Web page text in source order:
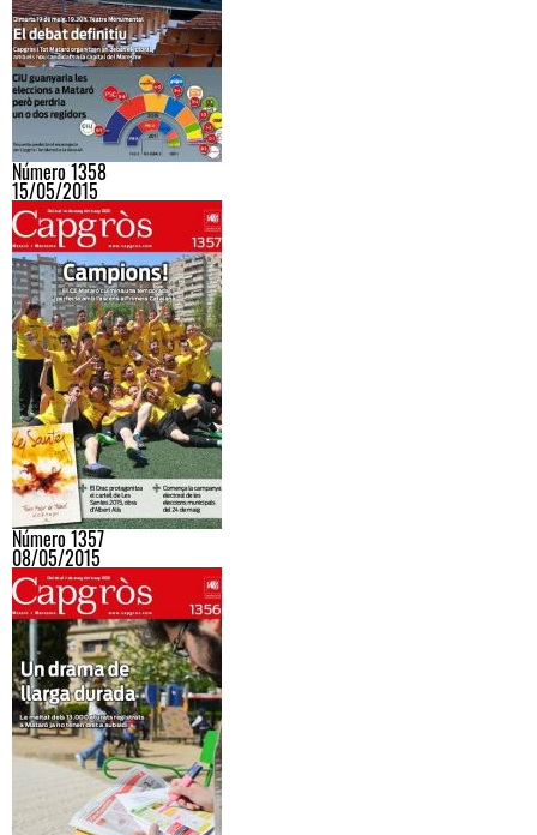
Número 1358
15/05/2015
Número 1357
08/05/2015